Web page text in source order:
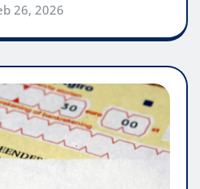
26, 2026